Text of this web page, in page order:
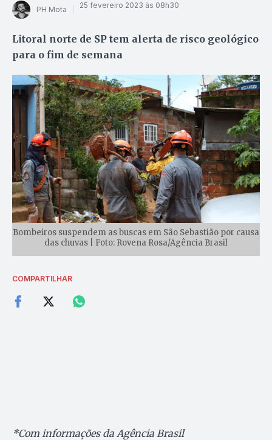
PH Mota 25 fevereiro 2023 às 08h30
Litoral norte de SP tem alerta de risco geológico
para o fim de semana
Bombeiros suspendem as buscas em São Sebastião por causa
das chuvas | Foto: Rovena Rosa/Agência Brasil
COMPARTILHAR
*Com informações da Agência Brasil